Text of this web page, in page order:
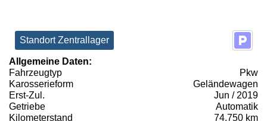
Standort Zentrallager
Allgemeine Daten:
Fahrzeugtyp
Pkw
Karosserieform
Geländewagen
Erst-Zul.
Jun / 2019
Getriebe
Automatik
Kilometerstand
74.750 km